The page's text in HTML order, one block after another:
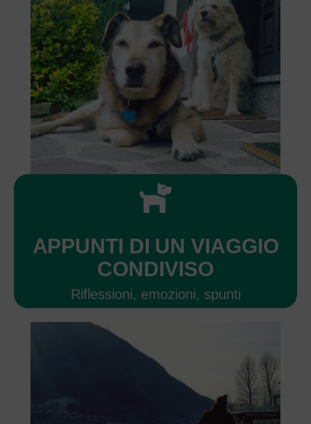
APPUNTI DI UN VIAGGIO
CONDIVISO
Riflessioni, emozioni, spunti